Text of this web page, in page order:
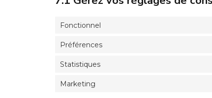
Fonctionnel
Préférences
Statistiques
Marketing